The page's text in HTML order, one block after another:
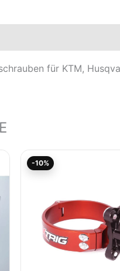
für KTM,
-10%